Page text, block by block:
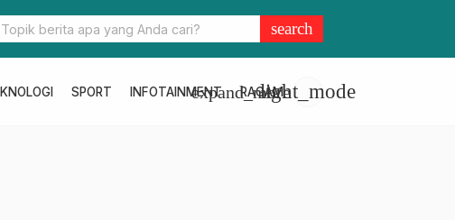
HUT ke-23 Pasangkayu, Suhardi Duka Tekankan Optimisme di
Global
search
SPORT INFOTAINMENT RAGAM
expand_morelight_mode